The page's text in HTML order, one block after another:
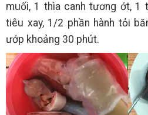
muối, 1 thìa canh tương ớt, 1
tiêu xay, 1/2 phần hành tỏi
ướp khoảng 30 phút.